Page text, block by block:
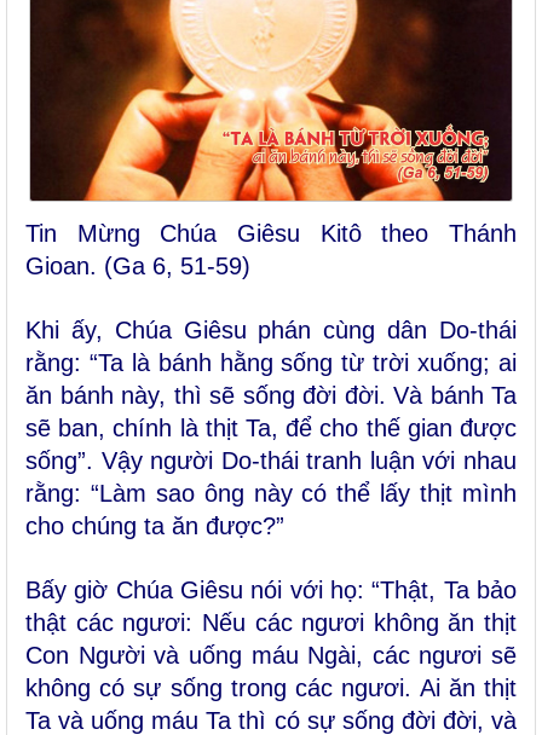
Tin Mừng Chúa Giêsu Kitô theo Thánh
Gioan. (Ga 6, 51-59)
Khi ấy, Chúa Giêsu phán cùng dân Do-thái
rằng: “Ta là bánh hằng sống từ trời xuống; ai
ăn bánh này, thì sẽ sống đời đời. Và bánh Ta
sẽ ban, chính là thịt Ta, để cho thế gian được
sống”. Vậy người Do-thái tranh luận với nhau
rằng: “Làm sao ông này có thể lấy thịt mình
cho chúng ta ăn được?”
Bấy giờ Chúa Giêsu nói với họ: “Thật, Ta bảo
thật các ngươi: Nếu các ngươi không ăn thịt
Con Người và uống máu Ngài, các ngươi sẽ
không có sự sống trong các ngươi. Ai ăn thịt
Ta và uống máu Ta thì có sự sống đời đời, và